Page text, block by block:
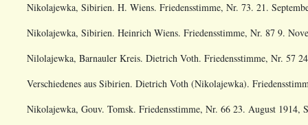
Nikolajewka, Sibirien. H. Wiens. Friedensstimme, Nr. 73. 21.
Nikolajewka, Sibirien. Heinrich Wiens. Friedensstimme, Nr. 87 9.
Nilolajewka, Barnauler Kreis. Dietrich Voth. Friedensstimme, Nr. 57
Verschiedenes aus Sibirien. Dietrich Voth (Nikolajewka).
Nikolajewka, Gouv. Tomsk. Friedensstimme, Nr. 66 23. August 1914,